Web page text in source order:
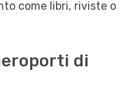
come libri, riviste o
di